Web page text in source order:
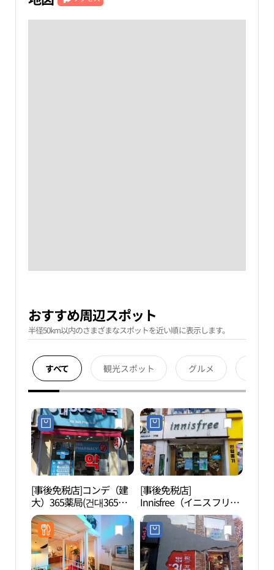
おすすめ周辺スポット
半径50km以内のさまざまなスポットを近い順に表示します。
すべて 観光スポット グルメ
[事後免税店]コンデ（建
大）365薬局(건대365약
국)
[事後免税店]
Innisfree（イニスフリ
ー）・コンデ（建大）グ
リーン店(이니스프리 건
대그린점)